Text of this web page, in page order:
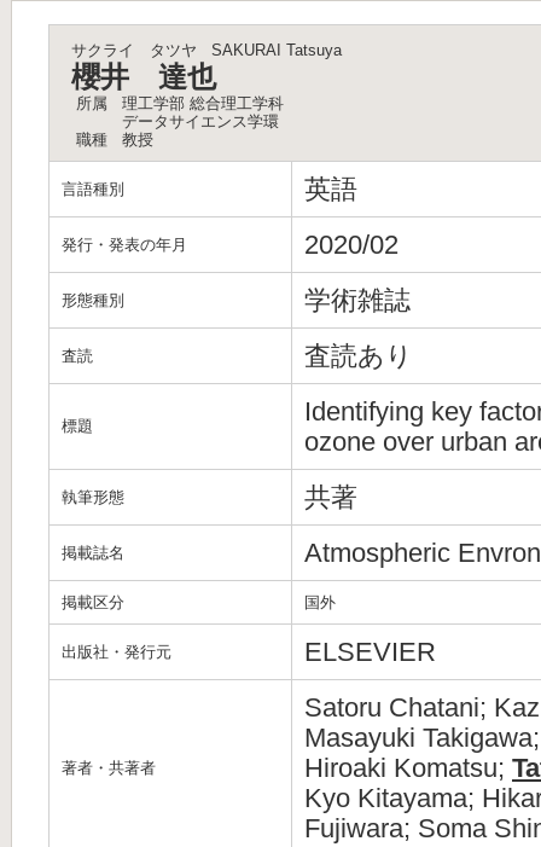
サクライ タツヤ SAKURAI Tatsuya
櫻井 達也
所属
理工学部 総合理工学科
データサイエンス学環
職種
教授
言語種別 英語
発行・発表の年月 2020/02
形態種別 学術雑誌
査読 査読あり
標題
Identifying key
ozone over urban
執筆形態 共著
掲載誌名 Atmospheric
掲載区分 国外
出版社・発行元 ELSEVIER
著者・共著者
Satoru Chatani;
Masayuki
Hiroaki Komatsu;
Kyo Kitayama;
Fujiwara; Soma